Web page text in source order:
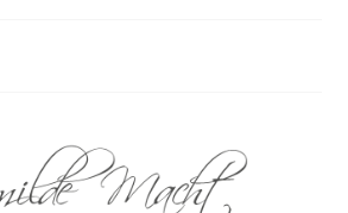
DIE HOMÖOPATHIE LIEBE